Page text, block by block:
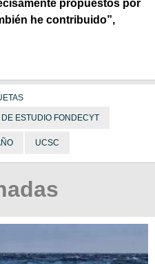
propuestos por
he contribuido”,
ESTUDIO FONDECYT
UCSC